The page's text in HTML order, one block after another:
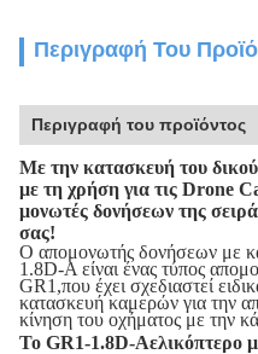
Περιγραφή Του
Περιγραφή του προϊόντος
Με την κατασκευή του
με τη χρήση για τις Drone
μονωτές δονήσεων της
σας!
Ο απομονωτής δονήσεων με
1.8D-A είναι ένας τύπος
GR1,που έχει σχεδιαστεί
κατασκευή καμερών για την
κίνηση του οχήματος με την
Το GR1-1.8D-Aελικόπτερο